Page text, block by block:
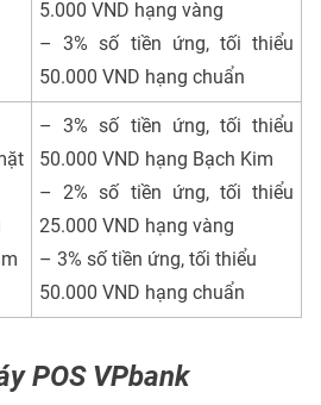
5.000 VND hạng vàng
– 3% số tiền ứng, tối thiểu
50.000 VND hạng chuẩn
– 3% số tiền ứng, tối thiểu
50.000 VND hạng Bạch Kim
– 2% số tiền ứng, tối thiểu
25.000 VND hạng vàng
– 3% số tiền ứng, tối thiểu
50.000 VND hạng chuẩn
POS VPbank